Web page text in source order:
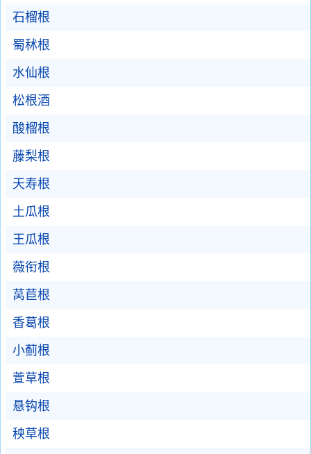
石榴根
蜀秫根
水仙根
松根酒
酸榴根
藤梨根
天寿根
土瓜根
王瓜根
薇衔根
莴苣根
香葛根
小蓟根
萱草根
悬钩根
秧草根